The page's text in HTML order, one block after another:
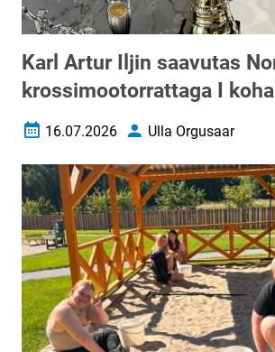
Karl Artur Iljin saavutas
krossimootorrattaga I
Loomise kuupäev
16.07.2026 AutorUlla Orgusaar